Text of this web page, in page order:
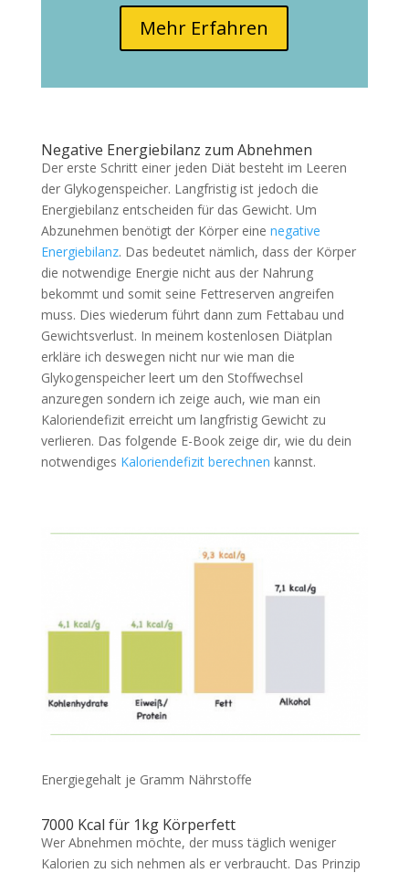
Mehr Erfahren
Negative Energiebilanz zum Abnehmen
Der erste Schritt einer jeden Diät besteht im Leeren
der Glykogenspeicher. Langfristig ist jedoch die
Energiebilanz entscheiden für das Gewicht. Um
Abzunehmen benötigt der Körper eine negative
Energiebilanz. Das bedeutet nämlich, dass der Körper
die notwendige Energie nicht aus der Nahrung
bekommt und somit seine Fettreserven angreifen
muss. Dies wiederum führt dann zum Fettabau und
Gewichtsverlust. In meinem kostenlosen Diätplan
erkläre ich deswegen nicht nur wie man die
Glykogenspeicher leert um den Stoffwechsel
anzuregen sondern ich zeige auch, wie man ein
Kaloriendefizit erreicht um langfristig Gewicht zu
verlieren. Das folgende E-Book zeige dir, wie du dein
notwendiges Kaloriendefizit berechnen kannst.
Energiegehalt je Gramm Nährstoffe
7000 Kcal für 1kg Körperfett
Wer Abnehmen möchte, der muss täglich weniger
Kalorien zu sich nehmen als er verbraucht. Das Prinzip